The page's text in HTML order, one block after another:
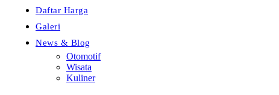
Daftar Harga
Galeri
News & Blog
Otomotif
Wisata
Kuliner